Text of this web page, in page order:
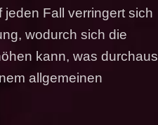
Fall verringert sich
wodurch sich die
kann, was durchaus
allgemeinen